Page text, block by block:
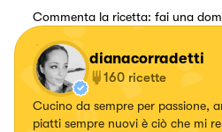
Commenta la ricetta: fai una
dianacorradetti
160 ricette
Cucino da sempre per passione,
piatti sempre nuovi è ciò che mi